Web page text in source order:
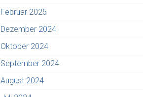
Februar 2025
Dezember 2024
Oktober 2024
September 2024
August 2024